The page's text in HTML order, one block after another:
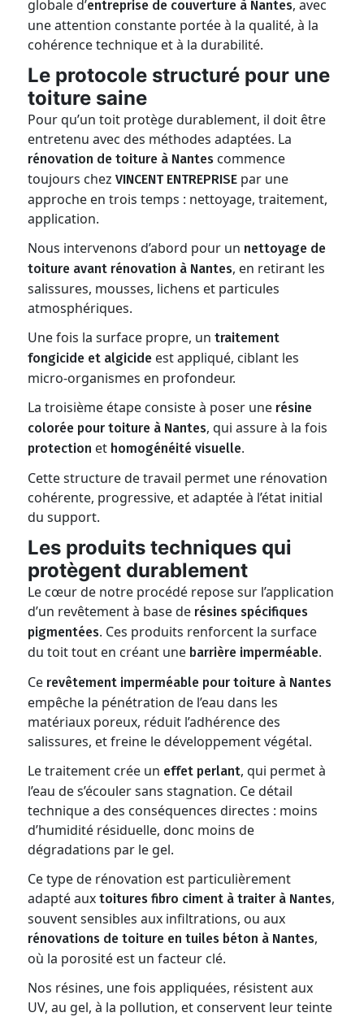
globale d’entreprise de couverture à Nantes, avec
une attention constante portée à la qualité, à la
cohérence technique et à la durabilité.
Le protocole structuré pour une
toiture saine
Pour qu’un toit protège durablement, il doit être
entretenu avec des méthodes adaptées. La
rénovation de toiture à Nantes commence
toujours chezVINCENT ENTREPRISE par une
approche en trois temps : nettoyage, traitement,
application.
Nous intervenons d’abord pour un nettoyage de
toiture avant rénovation à Nantes, en retirant les
salissures, mousses, lichens et particules
atmosphériques.
Une fois la surface propre, untraitement
fongicide et algicide est appliqué, ciblant les
micro-organismes en profondeur.
La troisième étape consiste à poser une résine
colorée pour toiture à Nantes, qui assure à la fois
protection et homogénéité visuelle.
Cette structure de travail permet une rénovation
cohérente, progressive, et adaptée à l’état initial
du support.
Les produits techniques qui
protègent durablement
Le cœur de notre procédé repose sur l’application
d’un revêtement à base de résines spécifiques
pigmentées. Ces produits renforcent la surface
du toit tout en créant une barrière imperméable.
Ce revêtement imperméable pour toiture à Nantes
empêche la pénétration de l’eau dans les
matériaux poreux, réduit l’adhérence des
salissures, et freine le développement végétal.
Le traitement crée un effet perlant, qui permet à
l’eau de s’écouler sans stagnation. Ce détail
technique a des conséquences directes : moins
d’humidité résiduelle, donc moins de
dégradations par le gel.
Ce type de rénovation est particulièrement
adapté auxtoitures fibro ciment à traiter à Nantes,
souvent sensibles aux infiltrations, ou aux
rénovations de toiture en tuiles béton à Nantes,
où la porosité est un facteur clé.
Nos résines, une fois appliquées, résistent aux
UV, au gel, à la pollution, et conservent leur teinte